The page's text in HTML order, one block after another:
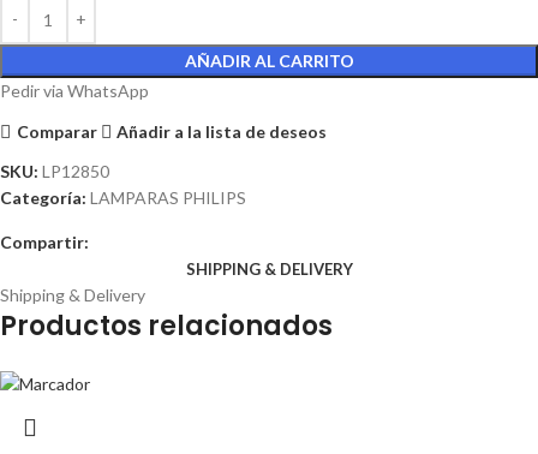
AÑADIR AL CARRITO
Pedir via WhatsApp
Comparar
Añadir a la lista de deseos
SKU: LP12850
Categoría: LAMPARAS PHILIPS
Compartir:
SHIPPING & DELIVERY
Shipping & Delivery
Productos relacionados